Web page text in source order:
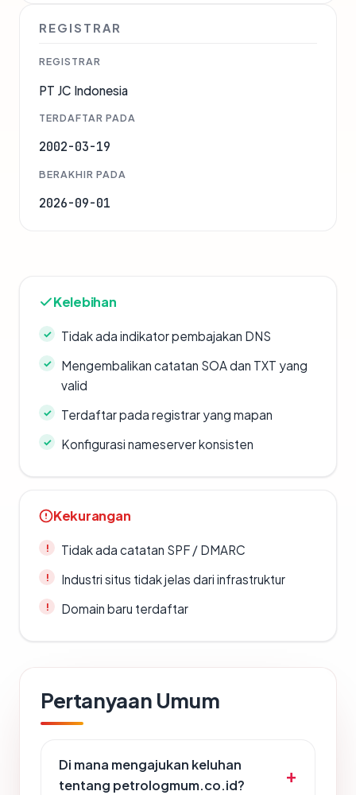
REGISTRAR
REGISTRAR
PT JC Indonesia
TERDAFTAR PADA
2002-03-19
BERAKHIR PADA
2026-09-01
Kelebihan
Tidak ada indikator pembajakan DNS
Mengembalikan catatan SOA dan TXT yang
valid
Terdaftar pada registrar yang mapan
Konfigurasi nameserver konsisten
Kekurangan
Tidak ada catatan SPF / DMARC
Industri situs tidak jelas dari infrastruktur
Domain baru terdaftar
Pertanyaan Umum
Di mana mengajukan keluhan
tentang petrologmum.co.id?